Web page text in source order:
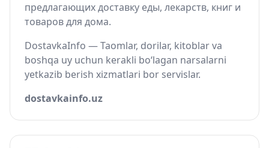
предлагающих доставку еды, лекарств, книг и
товаров для дома.
DostavkaInfo — Taomlar, dorilar, kitoblar va
boshqa uy uchun kerakli bo‘lagan narsalarni
yetkazib berish xizmatlari bor servislar.
dostavkainfo.uz